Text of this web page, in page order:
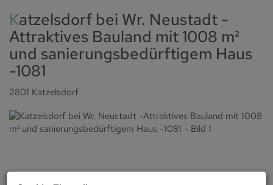
Katzelsdorf bei Wr. Neustadt -
Attraktives Bauland mit 1008 m²
und sanierungsbedürftigem Haus
-1081
2801 Katzelsdorf